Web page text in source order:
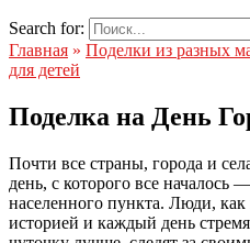
Search for:
Главная » Поделки из разных
для детей
Поделка на День
Почти все страны, города и
день, с которого все началось
населенного пункта. Люди, как
историей и каждый день